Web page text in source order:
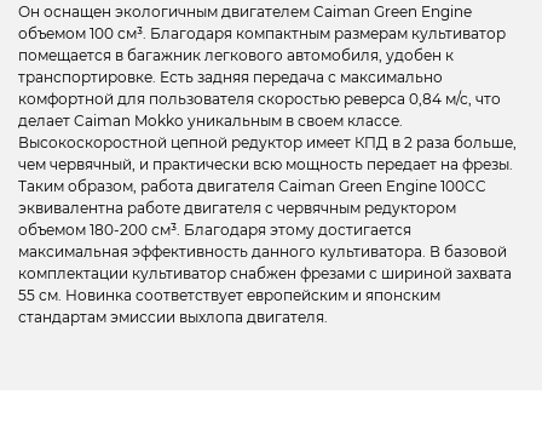
Он оснащен экологичным двигателем Caiman Green Engine
объемом 100 см³. Благодаря компактным размерам культиватор
помещается в багажник легкового автомобиля, удобен к
транспортировке. Есть задняя передача с максимально
комфортной для пользователя скоростью реверса 0,84 м/с, что
делает Caiman Mokko уникальным в своем классе.
Высокоскоростной цепной редуктор имеет КПД в 2 раза больше,
чем червячный, и практически всю мощность передает на фрезы.
Таким образом, работа двигателя Caiman Green Engine 100CC
эквивалентна работе двигателя с червячным редуктором
объемом 180-200 см³. Благодаря этому достигается
максимальная эффективность данного культиватора. В базовой
комплектации культиватор снабжен фрезами с шириной захвата
55 см. Новинка соответствует европейским и японским
стандартам эмиссии выхлопа двигателя.